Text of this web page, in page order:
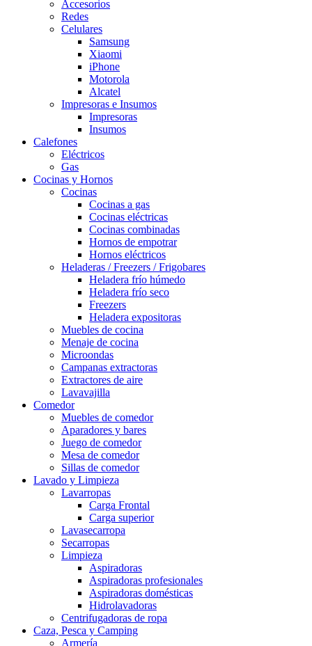
Accesorios
Redes
Celulares
Samsung
Xiaomi
iPhone
Motorola
Alcatel
Impresoras e Insumos
Impresoras
Insumos
Calefones
Eléctricos
Gas
Cocinas y Hornos
Cocinas
Cocinas a gas
Cocinas eléctricas
Cocinas combinadas
Hornos de empotrar
Hornos eléctricos
Heladeras / Freezers / Frigobares
Heladera frío húmedo
Heladera frío seco
Freezers
Heladera expositoras
Muebles de cocina
Menaje de cocina
Microondas
Campanas extractoras
Extractores de aire
Lavavajilla
Comedor
Muebles de comedor
Aparadores y bares
Juego de comedor
Mesa de comedor
Sillas de comedor
Lavado y Limpieza
Lavarropas
Carga Frontal
Carga superior
Lavasecarropa
Secarropas
Limpieza
Aspiradoras
Aspiradoras profesionales
Aspiradoras domésticas
Hidrolavadoras
Centrifugadoras de ropa
Caza, Pesca y Camping
Armería